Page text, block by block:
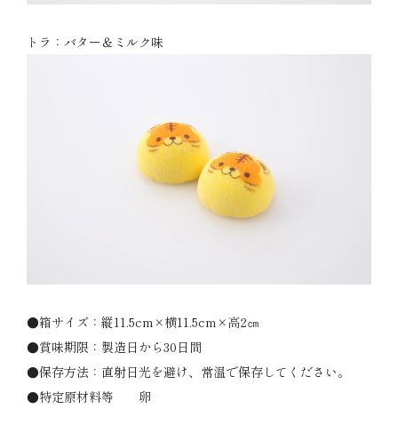
トラ：バター＆ミルク味
●箱サイズ：縦11.5cm×横11.5cm×高2㎝
●賞味期限：製造日から30日間
●保存方法：直射日光を避け、常温で保存してください。
●特定原材料等 卵